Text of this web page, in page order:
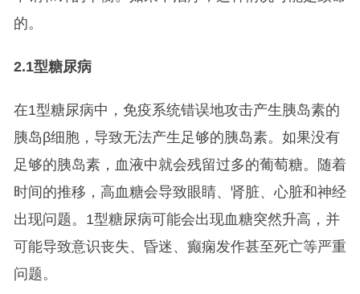
的。
2.1型糖尿病
在1型糖尿病中，免疫系统错误地攻击产生胰岛素的
胰岛β细胞，导致无法产生足够的胰岛素。如果没有
足够的胰岛素，血液中就会残留过多的葡萄糖。随着
时间的推移，高血糖会导致眼睛、肾脏、心脏和神经
出现问题。1型糖尿病可能会出现血糖突然升高，并
可能导致意识丧失、昏迷、癫痫发作甚至死亡等严重
问题。